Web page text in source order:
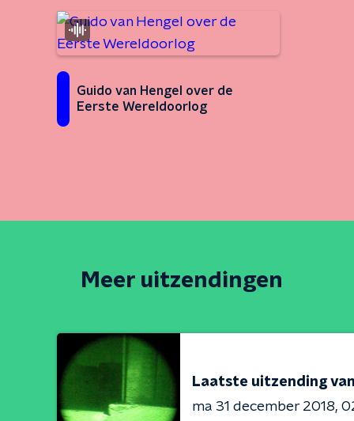
Guido van Hengel over de
Eerste Wereldoorlog
Meer uitzendingen
Laatste uitzending
ma 31 december 2018